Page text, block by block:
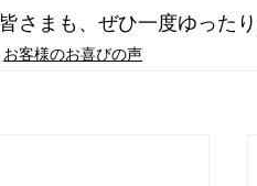
皆さまも、ぜひ一度ゆった
お客様のお喜びの声